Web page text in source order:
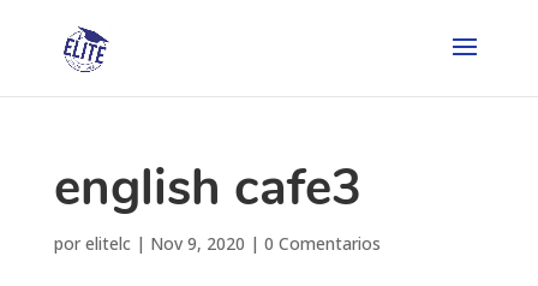
english cafe3
por elitelc| Nov 9, 2020 | 0 Comentarios